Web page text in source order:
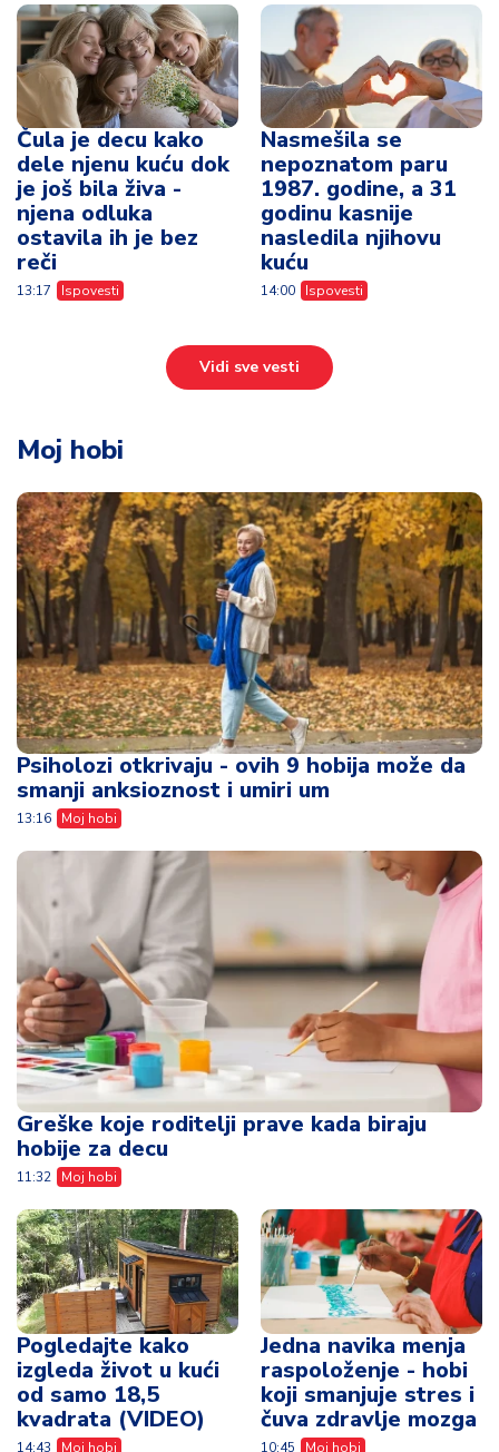
Čula je decu kako
dele njenu kuću dok
je još bila živa -
njena odluka
ostavila ih je bez
reči
13:17 Ispovesti
Nasmešila se
nepoznatom paru
1987. godine, a 31
godinu kasnije
nasledila njihovu
kuću
14:00 Ispovesti
Vidi sve vesti
Moj hobi
Psiholozi otkrivaju - ovih 9 hobija može da
smanji anksioznost i umiri um
13:16 Moj hobi
Greške koje roditelji prave kada biraju
hobije za decu
11:32 Moj hobi
Pogledajte kako
izgleda život u kući
od samo 18,5
kvadrata (VIDEO)
14:43 Moj hobi
Jedna navika menja
raspoloženje - hobi
koji smanjuje stres i
čuva zdravlje mozga
10:45 Moj hobi